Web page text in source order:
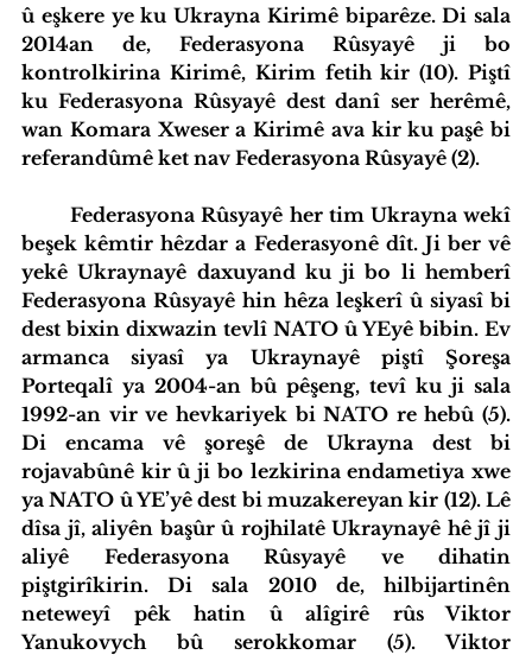
û eşkere ye ku Ukrayna Kirimê biparêze. Di sala
2014an de, Federasyona Rûsyayê ji bo
kontrolkirina Kirimê, Kirim fetih kir (10). Piştî
ku Federasyona Rûsyayê dest danî ser herêmê,
wan Komara Xweser a Kirimê ava kir ku paşê bi
referandûmê ket nav Federasyona Rûsyayê (2).
beşek kêmtir hêzdar a Federasyonê dît. Ji ber vê
yekê Ukraynayê daxuyand ku ji bo li hemberî
Federasyona Rûsyayê hin hêza leşkerî û siyasî bi
dest bixin dixwazin tevlî NATO û YEyê bibin. Ev
armanca siyasî ya Ukraynayê piştî Şoreşa
Porteqalî ya 2004-an bû pêşeng, tevî ku ji sala
1992-an vir ve hevkariyek bi NATO re hebû (5).
Di encama vê şoreşê de Ukrayna dest bi
rojavabûnê kir û ji bo lezkirina endametiya xwe
ya NATO û YE’yê dest bi muzakereyan kir (12). Lê
dîsa jî, aliyên başûr û rojhilatê Ukraynayê hê jî ji
aliyê Federasyona Rûsyayê ve dihatin
piştgirîkirin. Di sala 2010 de, hilbijartinên
neteweyî pêk hatin û alîgirê rûs Viktor
Yanukovych bû serokkomar (5). Viktor